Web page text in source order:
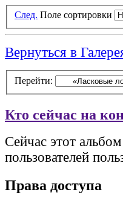
След. Поле сортировки
Вернуться в
Перейти:
Кто сейчас на
Сейчас этот
пользователей
Права доступа